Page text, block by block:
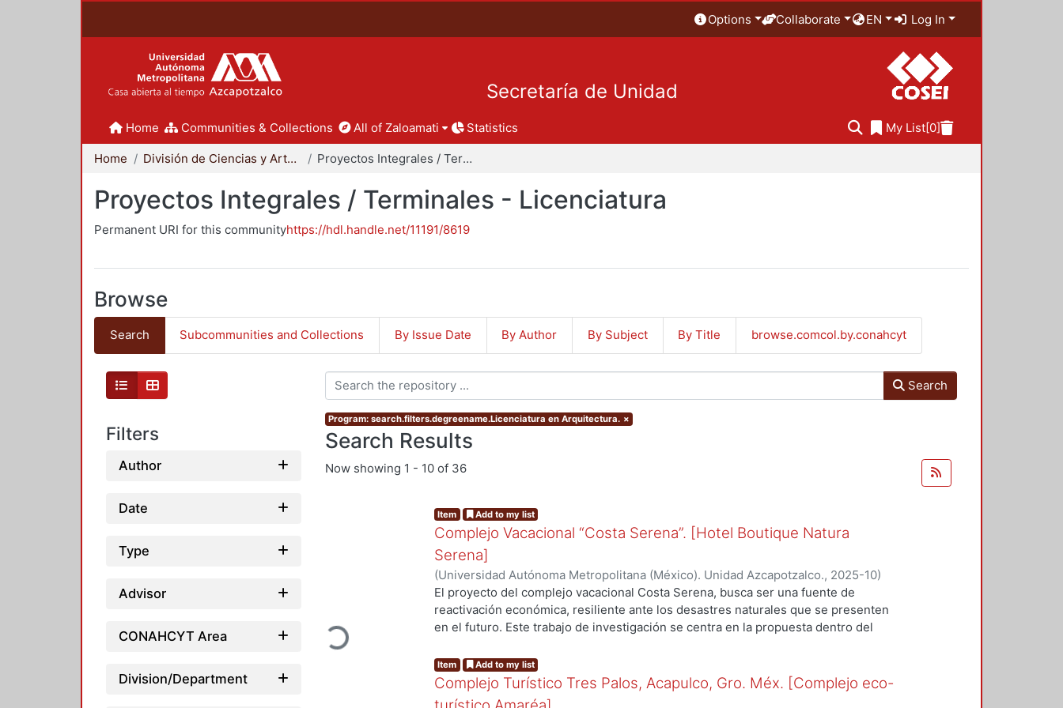
Options Collaborate EN Log In
Secretaría de Unidad
Home Communities & Collections All of Zaloamati Statistics My List[0]
Home División de Ciencias y Artes para el Diseño Proyectos Integrales / Terminales - Licenciatura
Proyectos Integrales / Terminales - Licenciatura
Permanent URI for this communityhttps://hdl.handle.net/11191/8619
Browse
Search Subcommunities and Collections By Issue Date By Author By Subject By Title browse.comcol.by.conahcyt
Filters
Author
Date
Type
Advisor
CONAHCYT Area
Division/Department
Search
Program: search.filters.degreename.Licenciatura en Arquitectura. ×
Search Results
Now showing 1 - 10 of 36
Loading...
Item Add to my list
Complejo Vacacional “Costa Serena”. [Hotel Boutique Natura
Serena]
(Universidad Autónoma Metropolitana (México). Unidad Azcapotzalco., 2025-10)
Bohorquez Cruz, Frida;Martínez Rojas, Arantza Lorelei;Silva Nuñez, Ximena
El proyecto del complejo vacacional Costa Serena, busca ser una fuente de
reactivación económica, resiliente ante los desastres naturales que se presenten
en el futuro. Este trabajo de investigación se centra en la propuesta dentro del
arquitectónicos del proyecto hotelero, los cuales representan la materialización del
proceso de diseño desarrollado a lo largo del trabajo. Cada plano expone la
organización y distribución espacial de las distintas áreas que conforman el hotel,
Item Add to my list
Complejo Turístico Tres Palos, Acapulco, Gro. Méx. [Complejo eco-